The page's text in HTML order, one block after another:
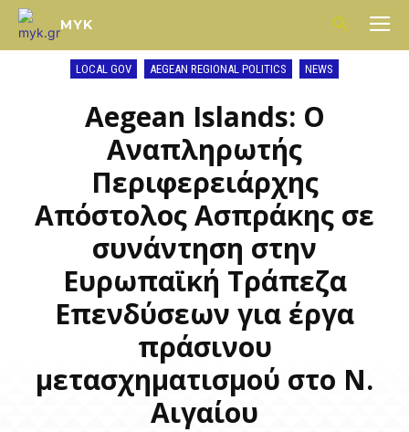
MYK
LOCAL GOV AEGEAN REGIONAL POLITICS NEWS
Aegean Islands: Ο
Αναπληρωτής
Περιφερειάρχης
Απόστολος Ασπράκης σε
συνάντηση στην
Ευρωπαϊκή Τράπεζα
Επενδύσεων για έργα
πράσινου
μετασχηματισμού στο Ν.
Αιγαίου